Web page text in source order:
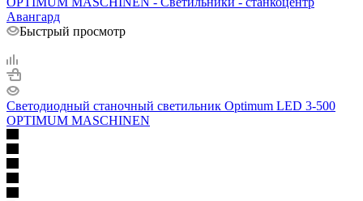
Быстрый просмотр
Светодиодный станочный светильник Optimum LED 3-500
OPTIMUM MASCHINEN